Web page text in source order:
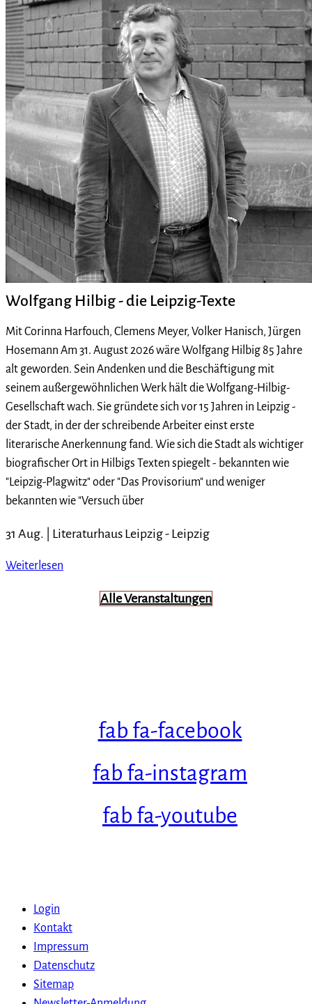
Wolfgang Hilbig - die Leipzig-Texte
Mit Corinna Harfouch, Clemens Meyer, Volker Hanisch, Jürgen
Hosemann Am 31. August 2026 wäre Wolfgang Hilbig 85 Jahre
alt geworden. Sein Andenken und die Beschäftigung mit
seinem außergewöhnlichen Werk hält die Wolfgang-Hilbig-
Gesellschaft wach. Sie gründete sich vor 15 Jahren in Leipzig -
der Stadt, in der der schreibende Arbeiter einst erste
literarische Anerkennung fand. Wie sich die Stadt als wichtiger
biografischer Ort in Hilbigs Texten spiegelt - bekannten wie
"Leipzig-Plagwitz" oder "Das Provisorium" und weniger
bekannten wie "Versuch über
31 Aug. | Literaturhaus Leipzig- Leipzig
Weiterlesen
Alle Veranstaltungen
fab fa-facebook
fab fa-instagram
fab fa-youtube
Login
Kontakt
Impressum
Datenschutz
Sitemap